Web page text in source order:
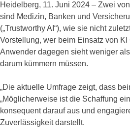
Heidelberg, 11. Juni 2024 – Zwei
sind Medizin, Banken und
(„Trustworthy AI“), wie sie nicht
Vorstellung, wer beim Einsatz von
Anwender dagegen sieht weniger
darum kümmern müssen.
„Die aktuelle Umfrage zeigt, dass
„Möglicherweise ist die Schaffung
konsequent darauf aus und
Zuverlässigkeit darstellt.